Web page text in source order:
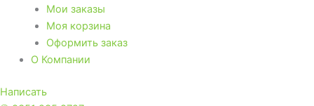
Мои заказы
Моя корзина
Оформить заказ
О Компании
Написать